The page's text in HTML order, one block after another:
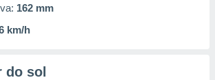
162 mm
km/h
do sol